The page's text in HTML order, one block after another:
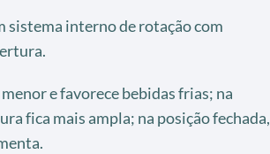
sistema interno de rotação com
e favorece bebidas frias; na
fica mais ampla; na posição fechada,